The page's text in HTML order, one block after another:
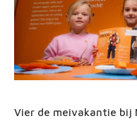
Vier de meivakantie bij